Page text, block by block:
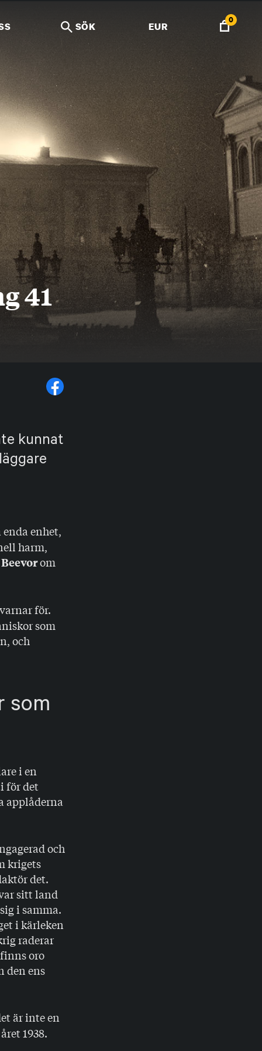
SÖK EUR
0
41
kunnat
enhet,
harm,
om
för.
som
och
som
i en
för det
applåderna
och
krigets
det.
sitt land
i samma.
i kärleken
raderar
oro
den ens
är inte en
1938.